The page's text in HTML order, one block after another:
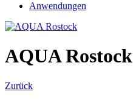
Anwendungen
AQUA Rostock
Zurück